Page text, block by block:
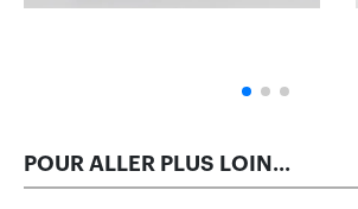
POUR ALLER PLUS LOIN...